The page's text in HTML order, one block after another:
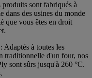
sont fabriqués à
dans des usines du monde
que vous êtes en droit
Adaptés à toutes les
traditionnelle d'un four, nos
sont sûrs jusqu'à 260 °C.